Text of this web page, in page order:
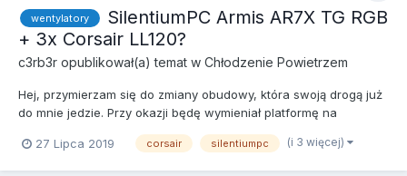
wentylatory
SilentiumPC Armis AR7X TG RGB
+ 3x Corsair LL120?
c3rb3r opublikował(a) temat w Chłodzenie Powietrzem
Hej, przymierzam się do zmiany obudowy, która swoją drogą już
do mnie jedzie. Przy okazji będę wymieniał platformę na
jakoś sparować wbudowane wentylatory W armisie do moich
27 Lipca 2019 corsair silentiumpc (i 3 więcej)